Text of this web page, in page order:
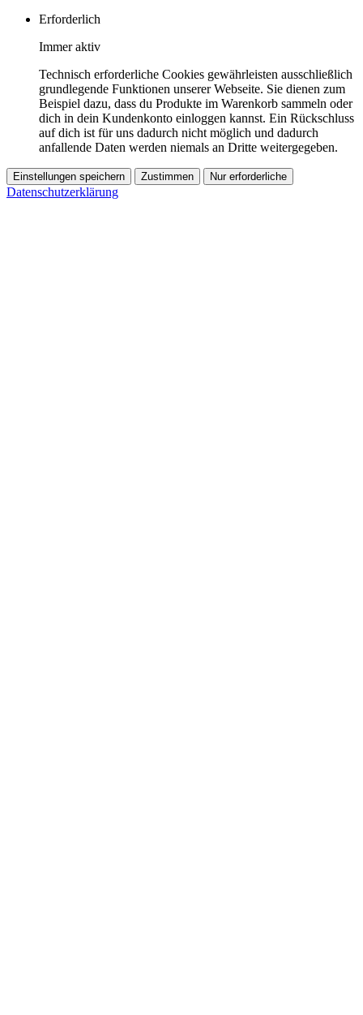
Erforderlich
Immer aktiv
Technisch erforderliche Cookies gewährleisten ausschließlich
grundlegende Funktionen unserer Webseite. Sie dienen zum
Beispiel dazu, dass du Produkte im Warenkorb sammeln oder
dich in dein Kundenkonto einloggen kannst. Ein Rückschluss
auf dich ist für uns dadurch nicht möglich und dadurch
anfallende Daten werden niemals an Dritte weitergegeben.
Einstellungen speichern Zustimmen Nur erforderliche
Datenschutzerklärung